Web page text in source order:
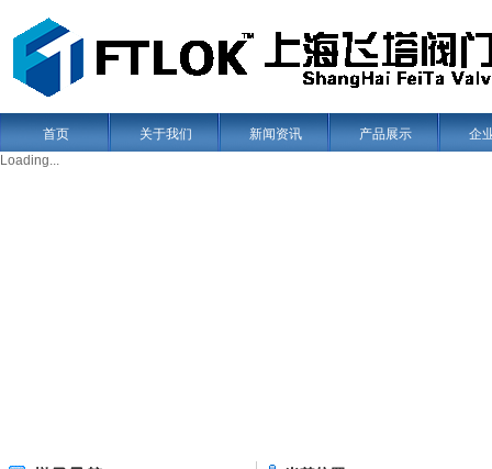
首页 关于我们 新闻资讯 产品展示
企
Loading...